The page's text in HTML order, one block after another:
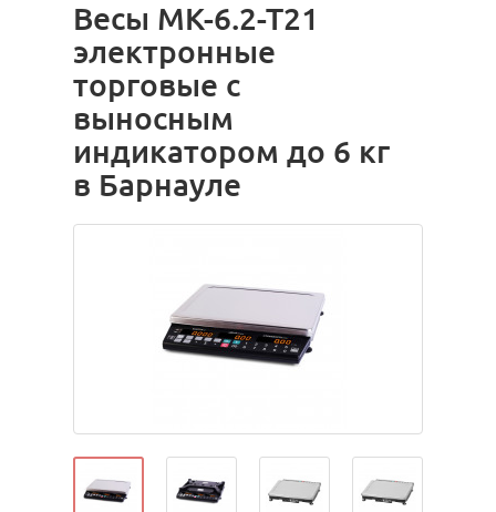
Весы МК-6.2-Т21
электронные
торговые с
выносным
индикатором до 6 кг
в Барнауле